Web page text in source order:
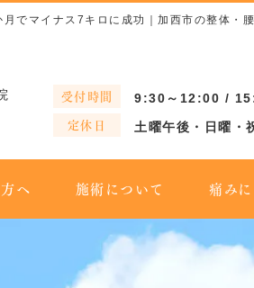
でマイナス7キロに成功｜加西市の整体・
受付時間 9:30～12:00 /
定休日 土曜午後・日曜・
へ 施術について 痛み